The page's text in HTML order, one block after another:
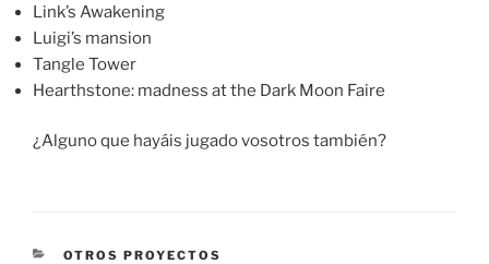
Link’s Awakening
Luigi’s mansion
Tangle Tower
Hearthstone: madness at the Dark Moon Faire
¿Alguno que hayáis jugado vosotros también?
CATEGORÍAS
OTROS PROYECTOS